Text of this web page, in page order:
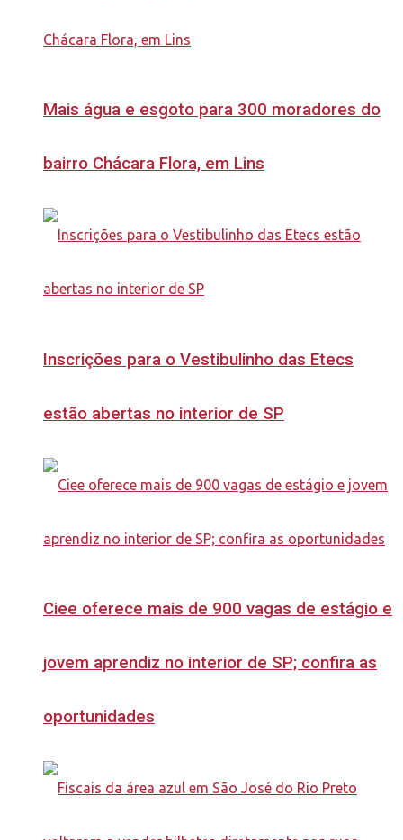
Mais água e esgoto para 300 moradores do
bairro Chácara Flora, em Lins
Inscrições para o Vestibulinho das Etecs
estão abertas no interior de SP
Ciee oferece mais de 900 vagas de estágio e
jovem aprendiz no interior de SP; confira as
oportunidades